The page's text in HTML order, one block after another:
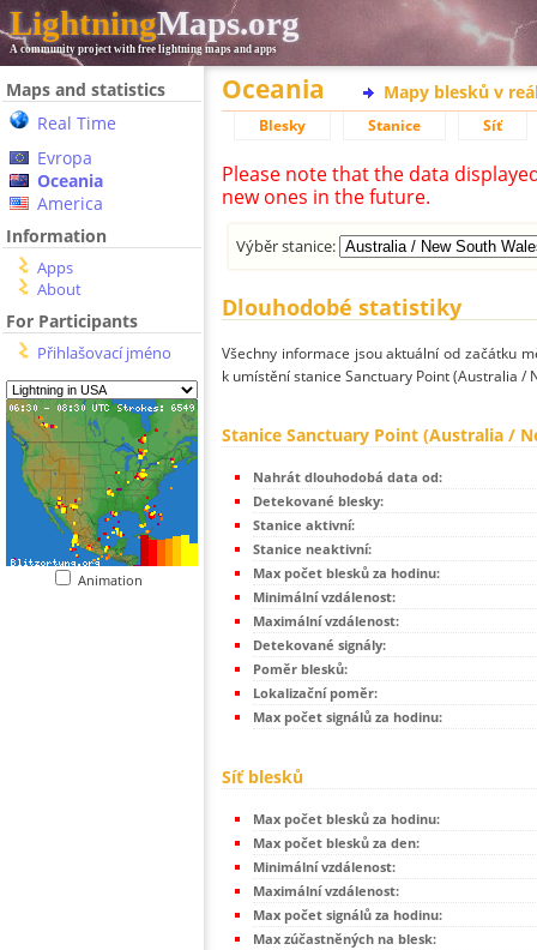
LightningMaps.org
A community project with free lightning maps and apps
Maps and statistics
Real Time
Evropa
Oceania
America
Information
Apps
About
For Participants
Přihlašovací jméno
Animation
Oceania Mapy blesků v
Blesky Stanice Síť
Please note that the data
new ones in the future.
Výběr stanice:
Dlouhodobé statistiky
Všechny informace jsou aktuální od začátku
k umístění stanice Sanctuary Point (Australia /
Stanice Sanctuary Point (Australia /
Nahrát dlouhodobá data od:
Detekované blesky:
Stanice aktivní:
Stanice neaktivní:
Max počet blesků za hodinu:
Minimální vzdálenost:
Maximální vzdálenost:
Detekované signály:
Poměr blesků:
Lokalizační poměr:
Max počet signálů za hodinu:
Síť blesků
Max počet blesků za hodinu:
Max počet blesků za den:
Minimální vzdálenost:
Maximální vzdálenost:
Max počet signálů za hodinu:
Max zúčastněných na blesk: